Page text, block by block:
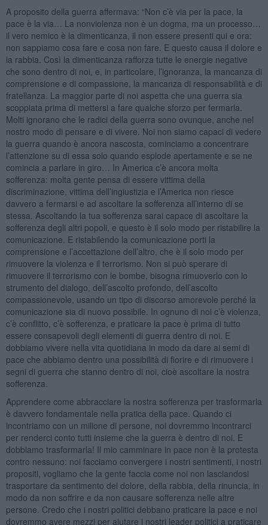
A proposito della guerra affermava: “Non c’è via per la pace, la
pace è la via… La nonviolenza non è un dogma, ma un processo…
il vero nemico è la dimenticanza, il non essere presenti qui e ora:
non sappiamo cosa fare e cosa non fare. E questo causa il dolore e
la rabbia. Così la dimenticanza rafforza tutte le energie negative
che sono dentro di noi, e, in particolare, l’ignoranza, la mancanza di
comprensione e di compassione, la mancanza di responsabilità e di
fratellanza. La maggior parte di noi aspetta che una guerra sia
scoppiata prima di mettersi a fare qualche sforzo per fermarla.
Molti ignorano che le radici della guerra sono ovunque, anche nel
nostro modo di pensare e di vivere. Noi non siamo capaci di vedere
la guerra quando è ancora nascosta, cominciamo a concentrare
l’attenzione su di essa solo quando esplode apertamente e se ne
comincia a parlare in giro… In America c’è ancora molta
sofferenza: molta gente pensa di essere vittima della
discriminazione, vittima dell’ingiustizia e l’America non riesce
davvero a fermarsi e ad ascoltare la sofferenza all’interno di se
stessa. Ascoltando la tua sofferenza sarai capace di ascoltare la
sofferenza degli altri popoli, e questo è il solo modo per ristabilire la
comunicazione. E ristabilendo la comunicazione porti la
comprensione e l’accettazione dell’altro, che è il solo modo per
rimuovere la violenza e il terrorismo. Non si può sperare di
rimuovere il terrorismo con le bombe, bisogna rimuoverlo con lo
strumento del dialogo, dell’ascolto profondo, dell’ascolto
compassionevole, usando un tipo di discorso amorevole perché la
comunicazione sia di nuovo possibile. In ognuno di noi c’è violenza,
c’è conflitto, c’è sofferenza, e praticare la pace è prima di tutto
essere consapevoli degli elementi di guerra dentro di noi. E
dobbiamo vivere nella vita quotidiana in modo da dare ai semi di
pace che abbiamo dentro una possibilità di fiorire e di rimuovere i
segni di guerra che stanno dentro di noi, cioè ascoltare la nostra
sofferenza.
Apprendere come abbracciare la nostra sofferenza per trasformarla
è davvero fondamentale nella pratica della pace. Quando ci
incontriamo con un milione di persone, noi dovremmo incontrarci
per renderci conto tutti insieme che la guerra è dentro di noi. E
dobbiamo trasformarla! Il mio camminare in pace non è la protesta
contro nessuno: noi facciamo convergere i nostri sentimenti, i nostri
propositi, vogliamo che la gente faccia come noi non lasciandosi
trasportare da sentimento del dolore, della rabbia, della rinuncia, in
modo da non soffrire e da non causare sofferenza nelle altre
persone. Credo che i nostri politici debbano praticare la pace e noi
dovremmo avere mezzi per aiutare i nostri leader politici a praticare